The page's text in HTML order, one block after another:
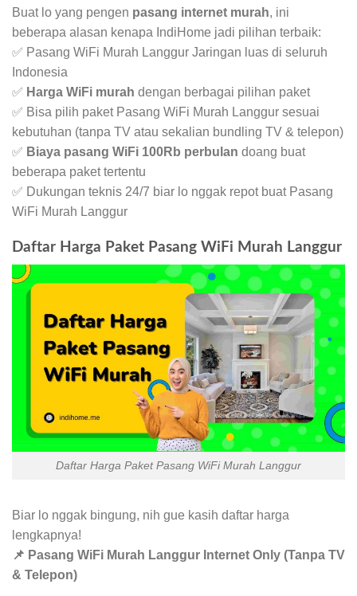
Buat lo yang pengen pasang internet murah, ini
beberapa alasan kenapa IndiHome jadi pilihan terbaik:
✅ Pasang WiFi Murah Langgur Jaringan luas di seluruh
Indonesia
✅ Harga WiFi murah dengan berbagai pilihan paket
✅ Bisa pilih paket Pasang WiFi Murah Langgur sesuai
kebutuhan (tanpa TV atau sekalian bundling TV & telepon)
✅ Biaya pasang WiFi 100Rb perbulan doang buat
beberapa paket tertentu
✅ Dukungan teknis 24/7 biar lo nggak repot buat Pasang
WiFi Murah Langgur
Daftar Harga Paket Pasang WiFi Murah Langgur
Daftar Harga Paket Pasang WiFi Murah Langgur
Biar lo nggak bingung, nih gue kasih daftar harga
lengkapnya!
📌 Pasang WiFi Murah Langgur Internet Only (Tanpa TV
& Telepon)